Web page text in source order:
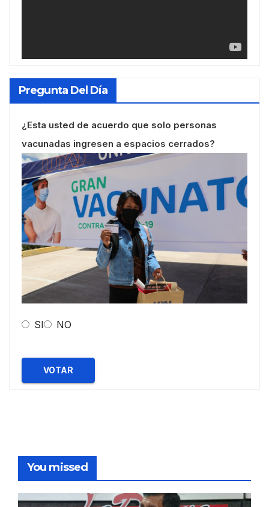
Pregunta Del Día
¿Esta usted de acuerdo que solo personas
vacunadas ingresen a espacios cerrados?
SI NO
VOTAR
You missed